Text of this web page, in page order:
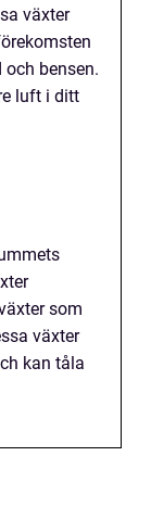
växter
bensen.
luft i ditt
som
växter
kan tåla